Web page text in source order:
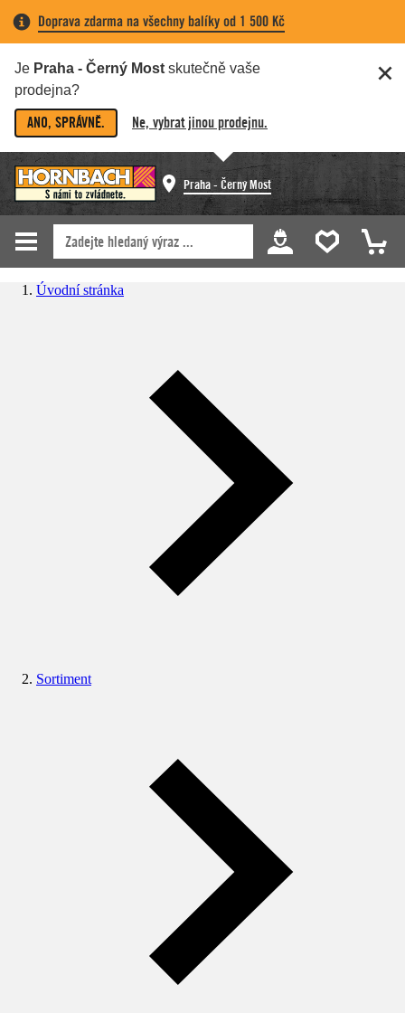
Doprava zdarma na všechny balíky od 1 500 Kč
Je Praha - Černý Most skutečně vaše
prodejna?
ANO, SPRÁVNĚ. Ne, vybrat jinou prodejnu.
Praha - Černý Most
Úvodní stránka
Sortiment